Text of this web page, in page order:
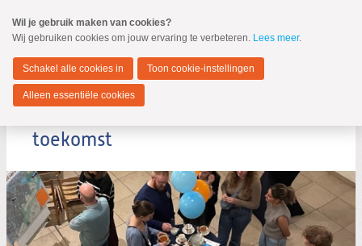
naar
Spring
de
inhoud
Spring
naar
hoofdmenu
Dordrecht
MENU
Zoeken:
Zoeken
toekomst
Wil je gebruik maken van cookies?
Wij gebruiken cookies om jouw ervaring te verbeteren. Lees meer.
Schakel alle cookies in Toon cookie-instellingen
Alleen essentiële cookies